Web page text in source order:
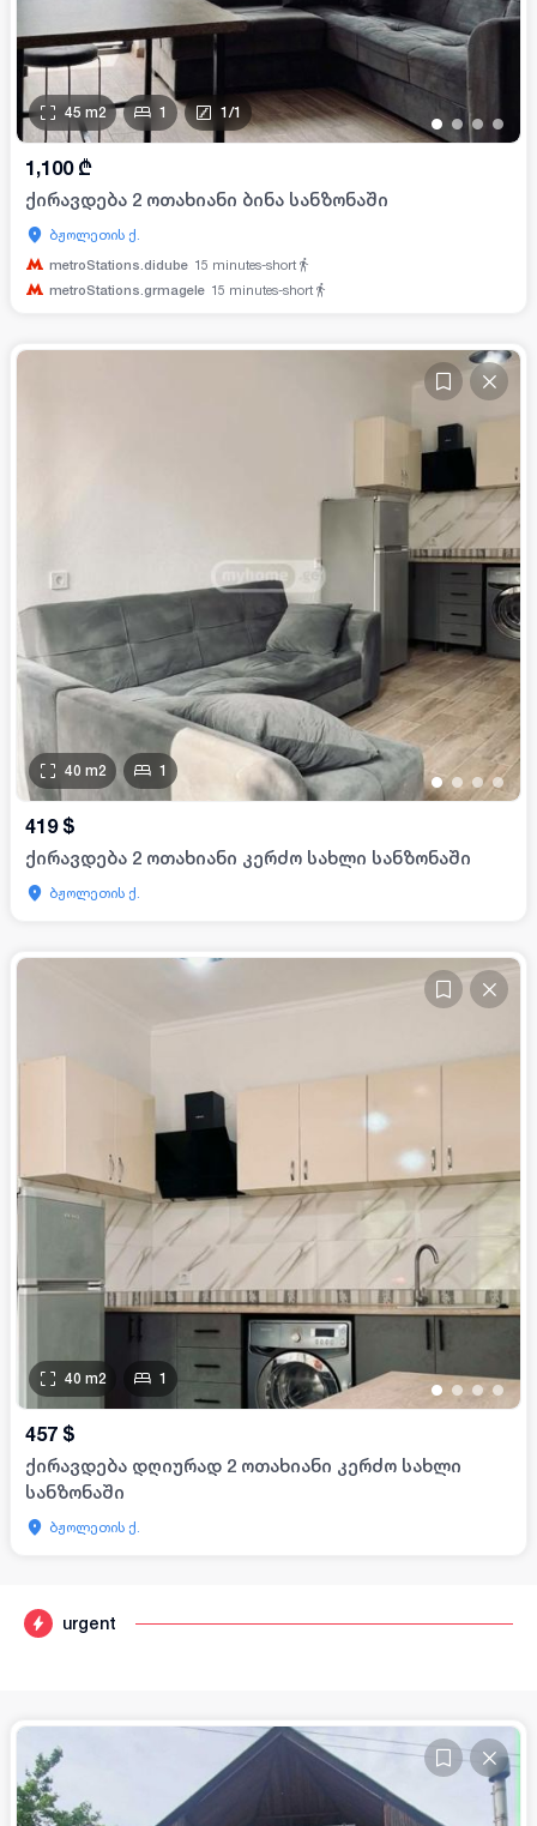
urgent
• • • •
45 m2 1 1/1
1,100 ₾
ქირავდება 2 ოთახიანი ბინა სანზონაში
ბჟოლეთის ქ.
metroStations.didube 15 minutes-short
metroStations.grmagele 15 minutes-short
•• ••
40 m2 1
419 $
ქირავდება 2 ოთახიანი კერძო სახლი სანზონაში
ბჟოლეთის ქ.
• • ••
40 m2 1
457 $
ქირავდება დღიურად 2 ოთახიანი კერძო სახლი
სანზონაში
ბჟოლეთის ქ.